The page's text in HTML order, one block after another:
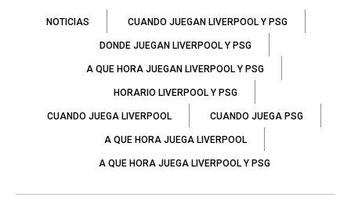
NOTICIAS CUANDO JUEGAN LIVERPOOL Y PSG
DONDE JUEGAN LIVERPOOL Y PSG
A QUE HORA JUEGAN LIVERPOOL Y PSG
HORARIO LIVERPOOL Y PSG
CUANDO JUEGA LIVERPOOL CUANDO JUEGA PSG
A QUE HORA JUEGA LIVERPOOL
A QUE HORA JUEGA LIVERPOOL Y PSG